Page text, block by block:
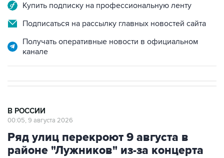
Купить подписку на профессиональную ленту
Подписаться на рассылку главных новостей сайта
Получать оперативные новости в официальном
канале
В РОССИИ
00:05, 9 августа 2026
Ряд улиц перекроют 9 августа в
районе "Лужников" из-за концерта